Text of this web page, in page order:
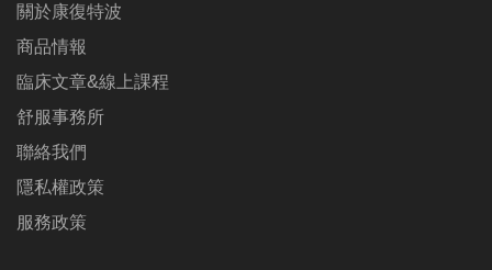
關於康復特波
商品情報
臨床文章&線上課程
舒服事務所
聯絡我們
隱私權政策
服務政策